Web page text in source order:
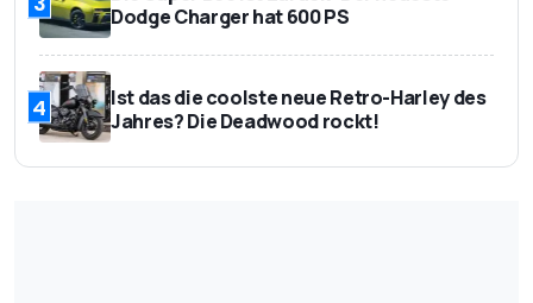
Dodge Charger hat 600 PS
4
Ist das die coolste neue Retro-Harley des
Jahres? Die Deadwood rockt!